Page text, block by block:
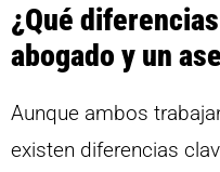
¿Qué
abogado y un
Aunque ambos
existen diferencias